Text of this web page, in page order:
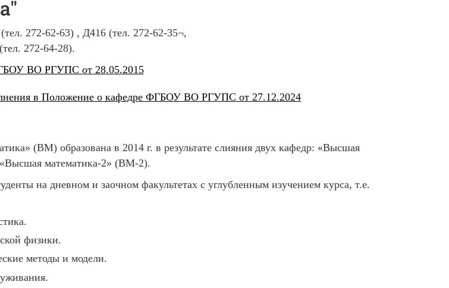
272-62-63) , Д416 (тел. 272-62-35¬,
272-64-28).
ВО РГУПC от 28.05.2015
в Положение о кафедре ФГБОУ ВО РГУПС от 27.12.2024
(ВМ) образована в 2014 г. в результате слияния двух кафедр: «Высшая
математика-2» (ВМ-2).
на дневном и заочном факультетах с углубленным изучением курса, т.е.
физики.
методы и модели.